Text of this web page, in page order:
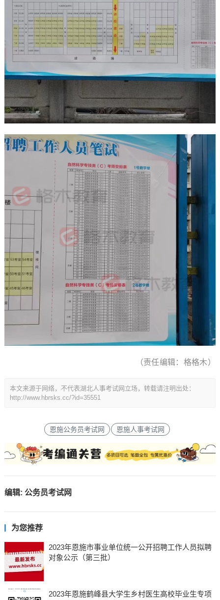
（责任编辑：格格木）
本文来源于网络，不代表湖北人事考试网立场，转载请注明出处：
http://www.hbrsks.cc/?id=35551
恩施公务员考试网 恩施人事考试网
编辑: 公务员考试网
为您推荐
2023年恩施市事业单位统一公开招聘工作人员拟聘
对象公示（第三批）
2023年恩施鹤峰县大学生乡村医生高校毕业生专项